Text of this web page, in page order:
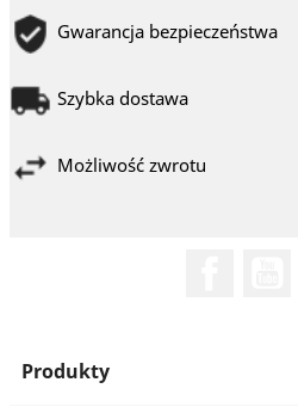
Gwarancja bezpieczeństwa
Szybka dostawa
Możliwość zwrotu
Produkty